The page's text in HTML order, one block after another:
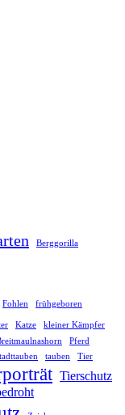
Berggorilla
Fohlen frühgeboren
Katze kleiner Kämpfer
Pferd
tauben Tier
Tierschutz